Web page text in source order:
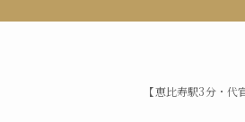
【恵比寿駅3分・